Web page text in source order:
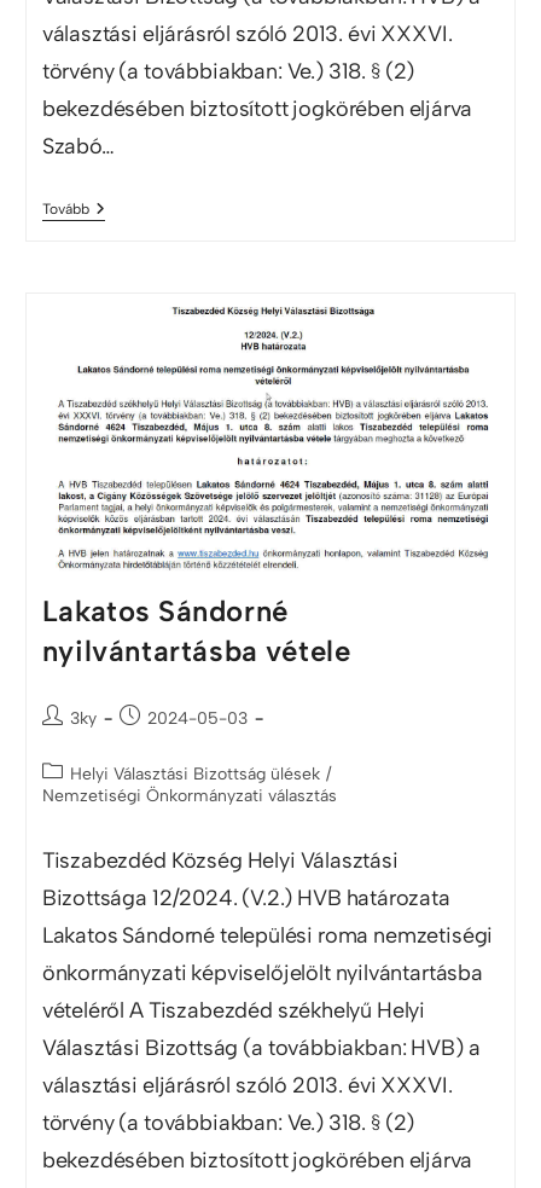
választási eljárásról szóló 2013. évi XXXVI.
törvény (a továbbiakban: Ve.) 318. § (2)
bekezdésében biztosított jogkörében eljárva
Szabó…
Tovább
Lakatos Sándorné
nyilvántartásba vétele
3ky 2024-05-03
Helyi Választási Bizottság ülések /
Nemzetiségi Önkormányzati választás
Tiszabezdéd Község Helyi Választási
Bizottsága 12/2024. (V.2.) HVB határozata
Lakatos Sándorné települési roma nemzetiségi
önkormányzati képviselőjelölt nyilvántartásba
vételéről A Tiszabezdéd székhelyű Helyi
Választási Bizottság (a továbbiakban: HVB) a
választási eljárásról szóló 2013. évi XXXVI.
törvény (a továbbiakban: Ve.) 318. § (2)
bekezdésében biztosított jogkörében eljárva